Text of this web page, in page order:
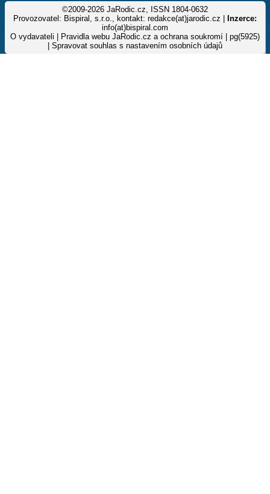
©2009-2026 JaRodic.cz, ISSN 1804-0632
Provozovatel: Bispiral, s.r.o., kontakt: redakce(at)jarodic.cz |
Inzerce:
info(at)bispiral.com
O vydavateli
Pravidla webu JaRodic.cz a ochrana soukromí | pg(5925)
Spravovat souhlas s nastavením osobních údajů